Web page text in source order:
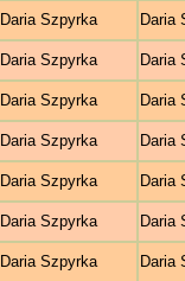
Daria Szpyrka
Daria
Daria Szpyrka
Daria
Daria Szpyrka
Daria
Daria Szpyrka
Daria
Daria Szpyrka
Daria
Daria Szpyrka
Daria
Daria Szpyrka
Daria